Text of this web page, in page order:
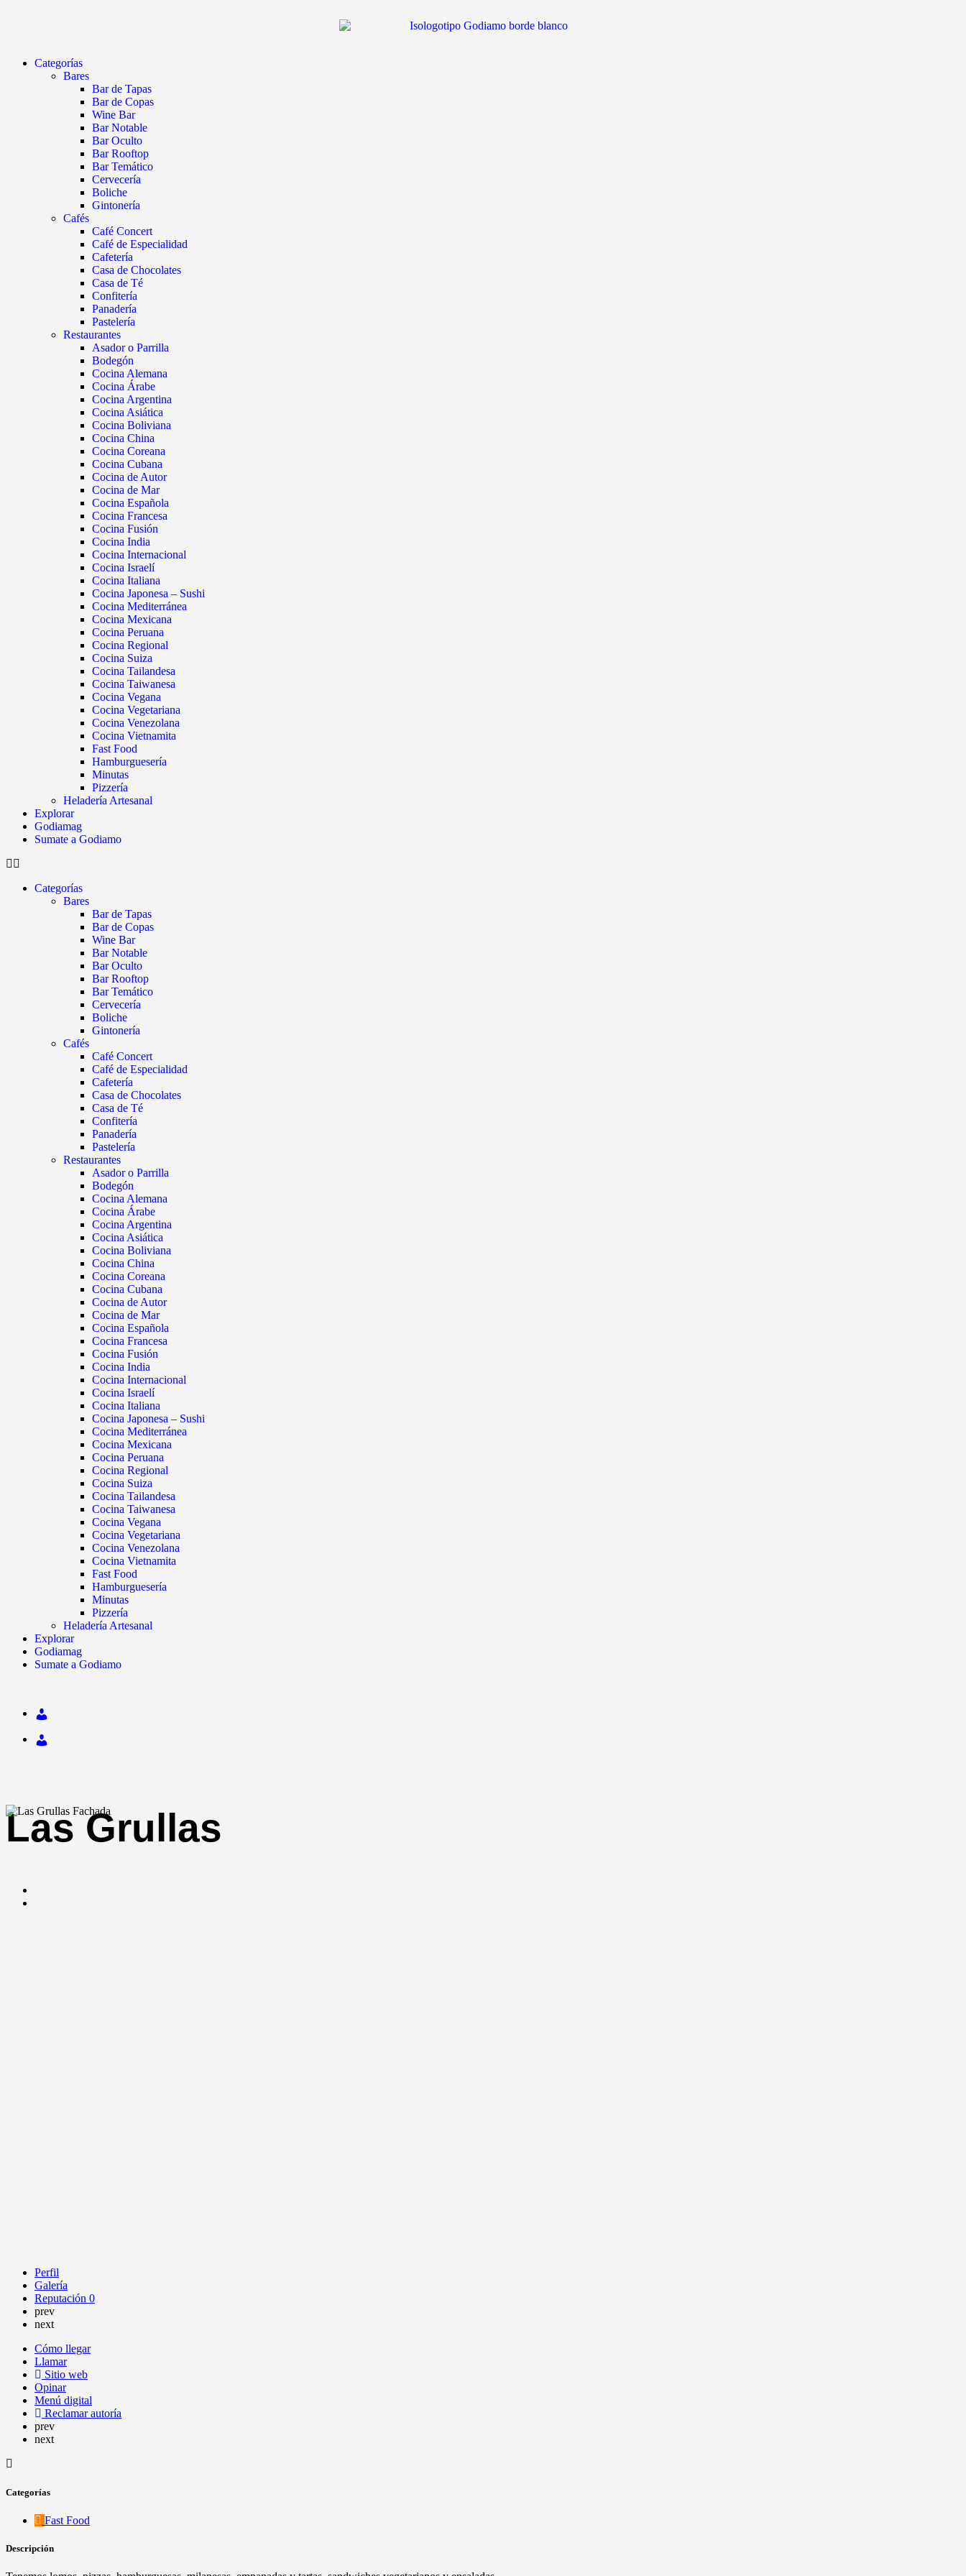
Categorías
Bares
Bar de Tapas
Bar de Copas
Wine Bar
Bar Notable
Bar Oculto
Bar Rooftop
Bar Temático
Cervecería
Boliche
Gintonería
Cafés
Café Concert
Café de Especialidad
Cafetería
Casa de Chocolates
Casa de Té
Confitería
Panadería
Pastelería
Restaurantes
Asador o Parrilla
Bodegón
Cocina Alemana
Cocina Árabe
Cocina Argentina
Cocina Asiática
Cocina Boliviana
Cocina China
Cocina Coreana
Cocina Cubana
Cocina de Autor
Cocina de Mar
Cocina Española
Cocina Francesa
Cocina Fusión
Cocina India
Cocina Internacional
Cocina Israelí
Cocina Italiana
Cocina Japonesa – Sushi
Cocina Mediterránea
Cocina Mexicana
Cocina Peruana
Cocina Regional
Cocina Suiza
Cocina Tailandesa
Cocina Taiwanesa
Cocina Vegana
Cocina Vegetariana
Cocina Venezolana
Cocina Vietnamita
Fast Food
Hamburguesería
Minutas
Pizzería
Heladería Artesanal
Explorar
Godiamag
Sumate a Godiamo
Categorías
Bares
Bar de Tapas
Bar de Copas
Wine Bar
Bar Notable
Bar Oculto
Bar Rooftop
Bar Temático
Cervecería
Boliche
Gintonería
Cafés
Café Concert
Café de Especialidad
Cafetería
Casa de Chocolates
Casa de Té
Confitería
Panadería
Pastelería
Restaurantes
Asador o Parrilla
Bodegón
Cocina Alemana
Cocina Árabe
Cocina Argentina
Cocina Asiática
Cocina Boliviana
Cocina China
Cocina Coreana
Cocina Cubana
Cocina de Autor
Cocina de Mar
Cocina Española
Cocina Francesa
Cocina Fusión
Cocina India
Cocina Internacional
Cocina Israelí
Cocina Italiana
Cocina Japonesa – Sushi
Cocina Mediterránea
Cocina Mexicana
Cocina Peruana
Cocina Regional
Cocina Suiza
Cocina Tailandesa
Cocina Taiwanesa
Cocina Vegana
Cocina Vegetariana
Cocina Venezolana
Cocina Vietnamita
Fast Food
Hamburguesería
Minutas
Pizzería
Heladería Artesanal
Explorar
Godiamag
Sumate a Godiamo
Las Grullas
Perfil
Galería
Reputación 0
prev
next
Cómo llegar
Llamar
Sitio web
Opinar
Menú digital
Reclamar autoría
prev
next
Categorías
Fast Food
Descripción